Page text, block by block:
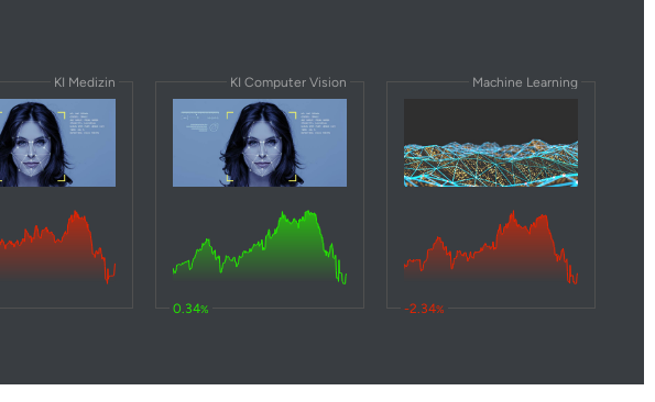
KI Medizin KI Computer Vision
0.34%
Machine Learning
-2.34%